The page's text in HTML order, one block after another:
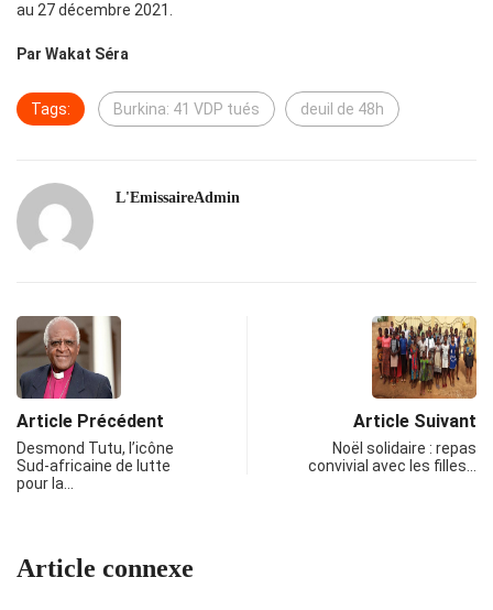
au 27 décembre 2021.
Par Wakat Séra
Tags: Burkina: 41 VDP tués deuil de 48h
L'EmissaireAdmin
Article Précédent
Desmond Tutu, l’icône
Sud-africaine de lutte
pour la…
Article Suivant
Noël solidaire : repas
convivial avec les filles…
Article connexe